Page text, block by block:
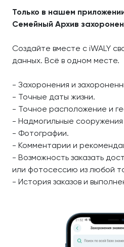
Только в нашем
Семейный Архив
Создайте вместе с iWALY
данных. Всё в одном месте.
- Захоронения и
- Точные даты жизни.
- Точное расположение и
- Надмогильные
- Фотографии.
- Комментарии и
- Возможность заказать
или фотосессию из любой
- История заказов и